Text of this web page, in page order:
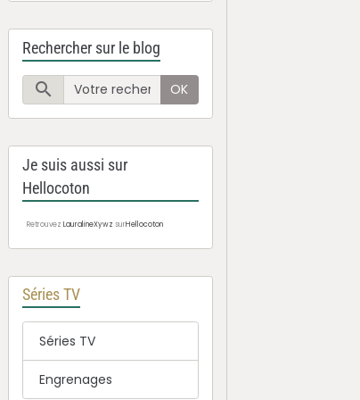
Rechercher sur le blog
OK
Je suis aussi sur
Hellocoton
RetrouvezLauralineXywz surHellocoton
Séries TV
Séries TV
Engrenages